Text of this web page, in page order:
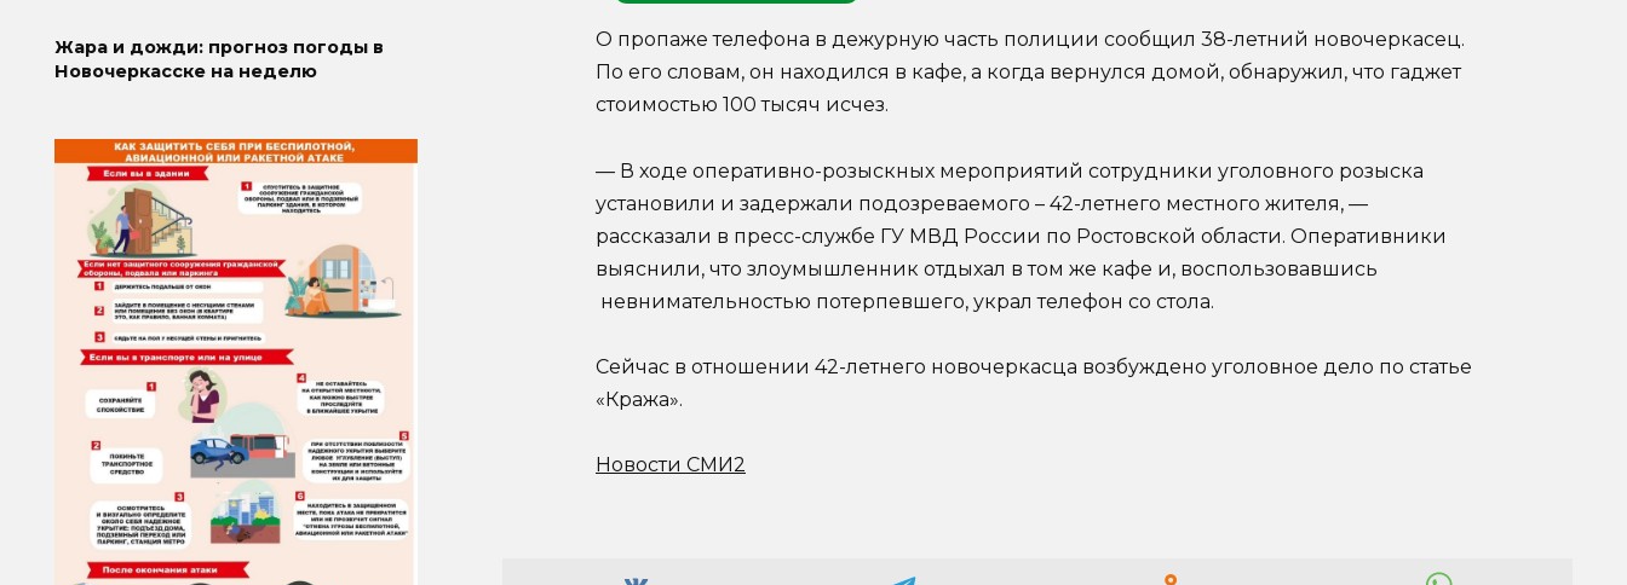
О пропаже телефона в дежурную часть полиции сообщил 38-летний новочеркасец.
По его словам, он находился в кафе, а когда вернулся домой, обнаружил, что гаджет
стоимостью 100 тысяч исчез.
— В ходе оперативно-розыскных мероприятий сотрудники уголовного розыска
установили и задержали подозреваемого – 42-летнего местного жителя, —
рассказали в пресс-службе ГУ МВД России по Ростовской области. Оперативники
выяснили, что злоумышленник отдыхал в том же кафе и, воспользовавшись
невнимательностью потерпевшего, украл телефон со стола.
Сейчас в отношении 42-летнего новочеркасца возбуждено уголовное дело по статье
«Кража».
Новости СМИ2
Жара и дожди: прогноз погоды в
Новочеркасске на неделю